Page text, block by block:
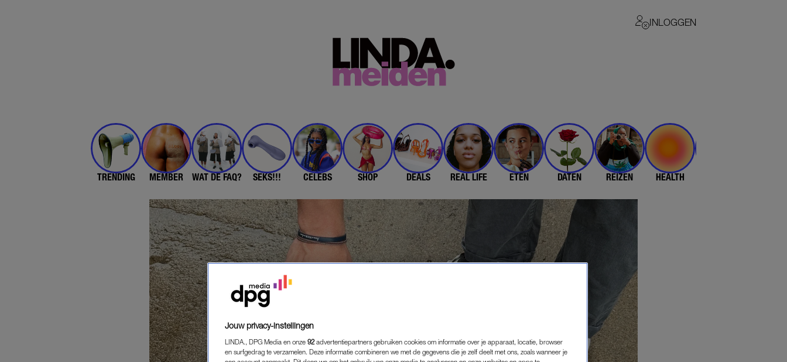
INLOGGEN
TRENDING MEMBER WAT DE FAQ? SEKS!!! CELEBS SHOP DEALS REAL LIFE ETEN DATEN REIZEN HEALTH
Jouw privacy-instellingen
LINDA., DPG Media en onze 92 advertentiepartners gebruiken cookies om informatie over je apparaat, locatie, browser
en surfgedrag te verzamelen. Deze informatie combineren we met de gegevens die je zelf deelt met ons, zoals wanneer je